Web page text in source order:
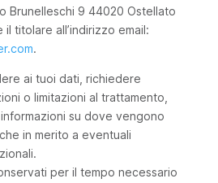
Brunelleschi 9 44020 Ostellato
titolare all’indirizzo email:
.
ai tuoi dati, richiedere
o limitazioni al trattamento,
su dove vengono
in merito a eventuali
per il tempo necessario